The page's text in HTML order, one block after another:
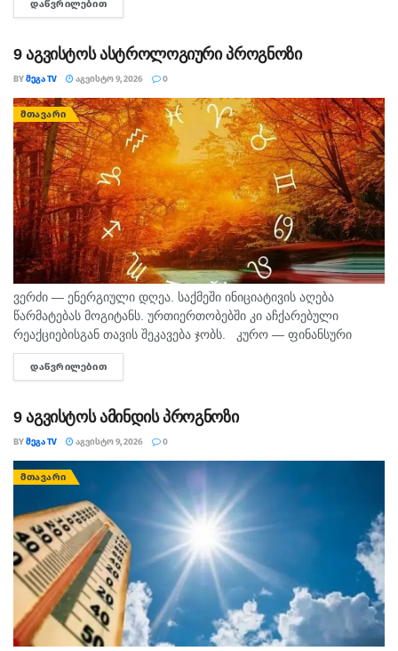
შინაგან საქმეთა სამინისტროს თბილისის პოლიციის
ᲓᲐᲬᲕᲠᲘᲚᲔᲑᲘᲗ
9 აგვისტოს ასტროლოგიური პროგნოზი
BYᲛᲔᲒᲐ TV ᲐᲒᲕᲘᲡᲢᲝ 9, 2026 0
ᲛᲗᲐᲕᲐᲠᲘ
ვერძი — ენერგიული დღეა. საქმეში ინიციატივის აღება
წარმატებას მოგიტანს. ურთიერთობებში კი აჩქარებული
რეაქციებისგან თავის შეკავება ჯობს. კურო — ფინანსური
საკითხების მოსაგვარებლად კარგი დღეა. შეიძლება
საინტერესო შესაძლებლობა გამოჩნდეს. პირად ცხოვრებაში...
ᲓᲐᲬᲕᲠᲘᲚᲔᲑᲘᲗ
9 აგვისტოს ამინდის პროგნოზი
BYᲛᲔᲒᲐ TV ᲐᲒᲕᲘᲡᲢᲝ 9, 2026 0
ᲛᲗᲐᲕᲐᲠᲘ